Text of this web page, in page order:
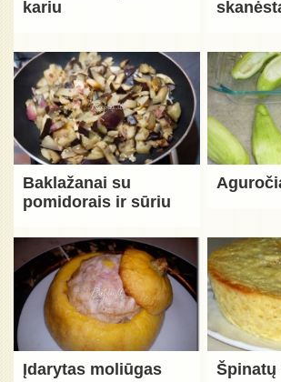
kariu
Baklažanai su
pomidorais ir sūriu
Įdarytas moliūgas Špinatų